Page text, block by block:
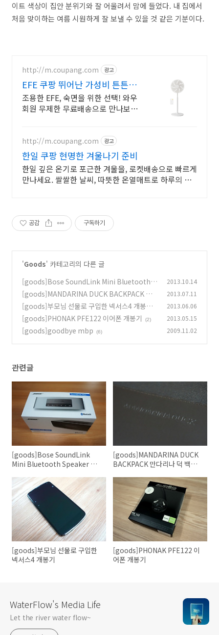
이트 색상이 집안 분위기와 잘 어울려서 맘에 들었다. 내 집에서
처음 맞이하는 여름 시원하게 잘 보낼 수 있을 것 같은 기분이다.
http://m.coupang.com 광고
EFE 쿠팡 뛰어난 가성비 튼튼한
내구성
조용한 EFE, 숙면을 위한 선택! 와우
회원 무제한 무료배송으로 만나보세
어하세요.
http://m.coupang.com 광고
한일 쿠팡 현명한 겨울나기 준비
한일 깊은 온기로 포근한 겨울을, 로켓배송으로 빠르게
만나세요. 쌀쌀한 날씨, 따뜻한 온열매트로 하루의 지
공감 구독하기
'Goods' 카테고리의 다른 글
[goods]Bose SoundLink Mini Bluetooth S
peaker 개봉기 (2)
2013.10.14
[goods]MANDARINA DUCK BACKPACK 만
다리나 덕 백팩 5LC09048 구매기
(1)
2013.07.11
[goods]부모님 선물로 구입한 넥서스4 개봉기
(2)
2013.06.06
[goods]PHONAK PFE122 이어폰 개봉기 (2) 2013.05.15
[goods]goodbye mbp (6) 2009.11.02
관련글
[goods]Bose SoundLink
Mini Bluetooth Speaker 개
[goods]MANDARINA DUCK
BACKPACK 만다리나 덕 백팩
[goods]부모님 선물로 구입한
넥서스4 개봉기
[goods]PHONAK PFE122 이
어폰 개봉기
WaterFlow's Media Life
Let the river water flow~